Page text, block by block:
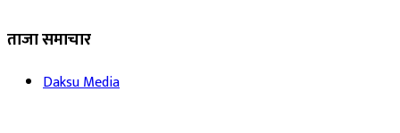
ताजा समाचार
Daksu Media